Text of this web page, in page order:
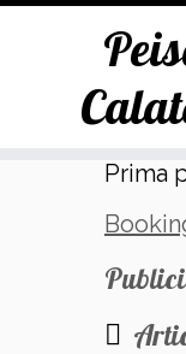
Prima